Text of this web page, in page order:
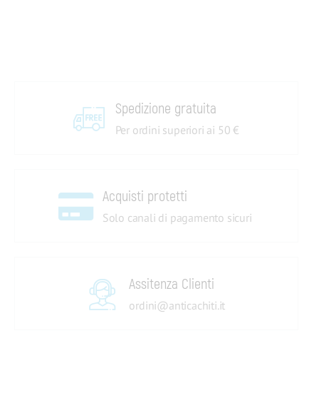
Spedizione gratuita
Per ordini superiori ai 50 €
Acquisti protetti
Solo canali di pagamento sicuri
Assitenza Clienti
ordini@anticachiti.it